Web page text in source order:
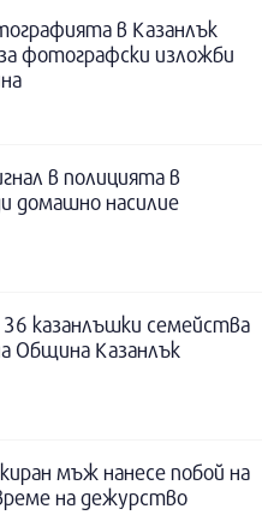
в Казанлък
фотографски изложби
в полицията в
домашно насилие
36 казанлъшки семейства
Община Казанлък
мъж нанесе побой на
на дежурство